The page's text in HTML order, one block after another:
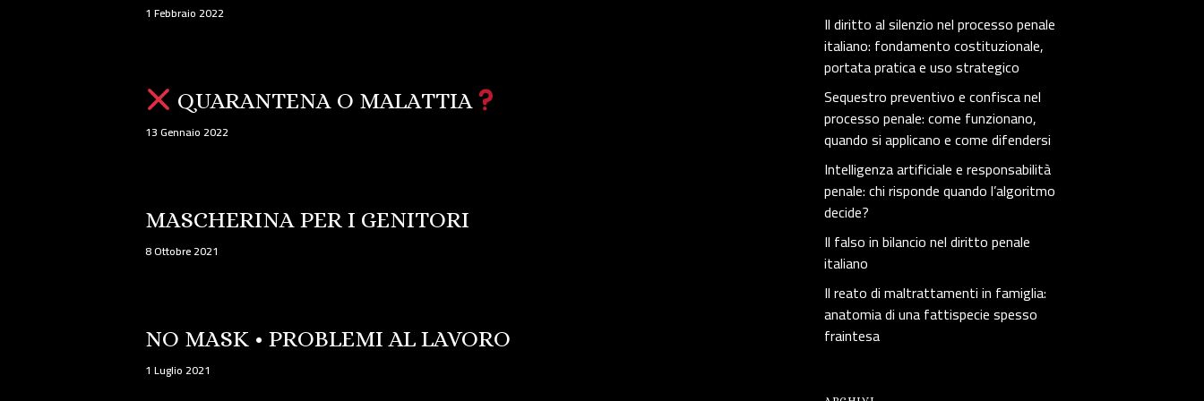
1 Febbraio 2022
QUARANTENA O MALATTIA
13 Gennaio 2022
MASCHERINA PER I GENITORI
8 Ottobre 2021
NO MASK • PROBLEMI AL LAVORO
1 Luglio 2021
Il diritto al silenzio nel processo penale
italiano: fondamento costituzionale,
portata pratica e uso strategico
Sequestro preventivo e confisca nel
processo penale: come funzionano,
quando si applicano e come difendersi
Intelligenza artificiale e responsabilità
penale: chi risponde quando l’algoritmo
decide?
Il falso in bilancio nel diritto penale
italiano
Il reato di maltrattamenti in famiglia:
anatomia di una fattispecie spesso
fraintesa